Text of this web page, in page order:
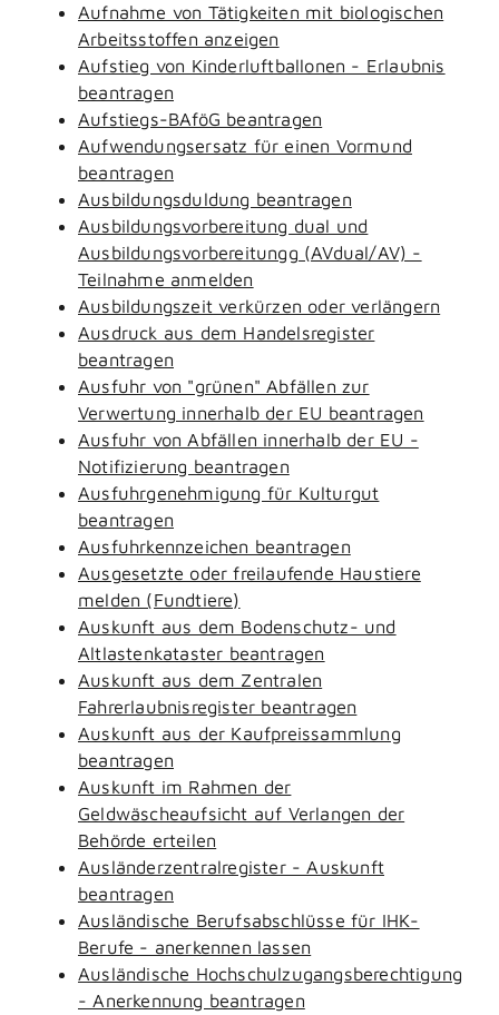
Aufnahme von Tätigkeiten mit biologischen
Arbeitsstoffen anzeigen
Aufstieg von Kinderluftballonen - Erlaubnis
beantragen
Aufstiegs-BAföG beantragen
Aufwendungsersatz für einen Vormund
beantragen
Ausbildungsduldung beantragen
Ausbildungsvorbereitung dual und
Ausbildungsvorbereitungg (AVdual/AV) -
Teilnahme anmelden
Ausbildungszeit verkürzen oder verlängern
Ausdruck aus dem Handelsregister
beantragen
Ausfuhr von "grünen" Abfällen zur
Verwertung innerhalb der EU beantragen
Ausfuhr von Abfällen innerhalb der EU -
Notifizierung beantragen
Ausfuhrgenehmigung für Kulturgut
beantragen
Ausfuhrkennzeichen beantragen
Ausgesetzte oder freilaufende Haustiere
melden (Fundtiere)
Auskunft aus dem Bodenschutz- und
Altlastenkataster beantragen
Auskunft aus dem Zentralen
Fahrerlaubnisregister beantragen
Auskunft aus der Kaufpreissammlung
beantragen
Auskunft im Rahmen der
Geldwäscheaufsicht auf Verlangen der
Behörde erteilen
Ausländerzentralregister - Auskunft
beantragen
Ausländische Berufsabschlüsse für IHK-
Berufe - anerkennen lassen
Ausländische Hochschulzugangsberechtigung
- Anerkennung beantragen